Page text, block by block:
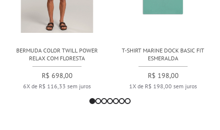
BERMUDA COLOR TWILL POWER
RELAX COM FLORESTA
R$ 698,00
6X de R$ 116,33 sem juros
T-SHIRT MARINE DOCK BASIC FIT
ESMERALDA
R$ 198,00
1X de R$ 198,00 sem juros